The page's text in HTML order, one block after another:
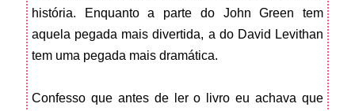
história. Enquanto a parte do John Green tem
aquela pegada mais divertida, a do David Levithan
tem uma pegada mais dramática.
Confesso que antes de ler o livro eu achava que